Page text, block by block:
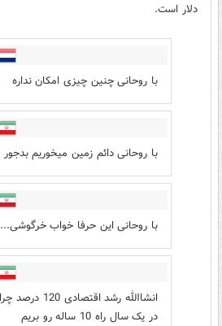
دلار است.
با روحانی چنین چیزی امکان نداره
با روحانی دائم زمین میخوریم بدجور
با روحانی این حرفا خواب خرگوشی...
در یک سال راه 10 ساله رو بریم